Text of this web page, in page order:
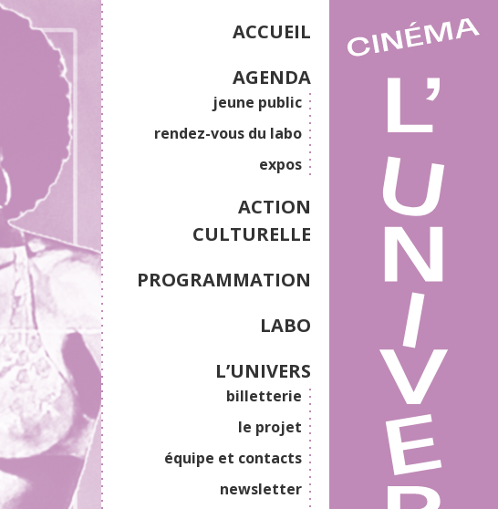
ACCUEIL
AGENDA
jeune public
rendez-vous du labo
expos
ACTION
CULTURELLE
PROGRAMMATION
LABO
L’UNIVERS
billetterie
le projet
équipe et contacts
newsletter